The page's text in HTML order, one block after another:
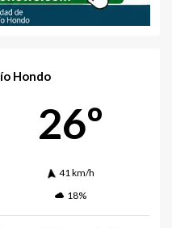
Hondo
26º
41 km/h
18%